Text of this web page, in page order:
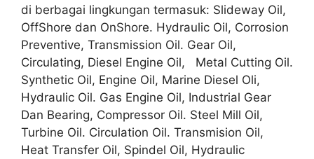
di berbagai lingkungan termasuk: Slideway Oil,
OffShore dan OnShore. Hydraulic Oil, Corrosion
Preventive, Transmission Oil. Gear Oil,
Circulating, Diesel Engine Oil, Metal Cutting Oil.
Synthetic Oil, Engine Oil, Marine Diesel Oli,
Hydraulic Oil. Gas Engine Oil, Industrial Gear
Dan Bearing, Compressor Oil. Steel Mill Oil,
Turbine Oil. Circulation Oil. Transmision Oil,
Heat Transfer Oil, Spindel Oil, Hydraulic